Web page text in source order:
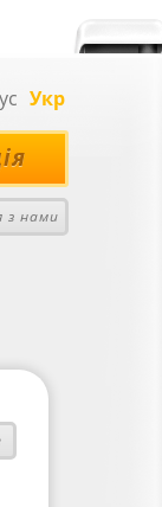
Укр
з нами